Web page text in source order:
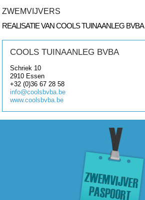
ZWEMVIJVERS
REALISATIE VAN COOLS TUINAANLEG BVBA
COOLS TUINAANLEG BVBA
Schriek 10
2910 Essen
+32 (0)36 67 28 58
info@coolsbvba.be
www.coolsbvba.be